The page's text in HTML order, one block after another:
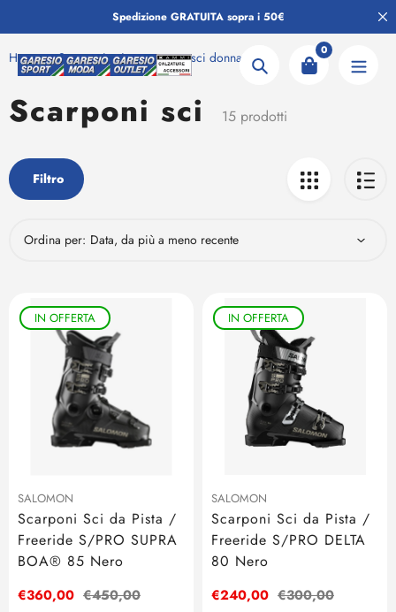
al
contenuto
Spedizione GRATUITA sopra i 50€
Ricerca
0
Home Scarponi sci scarpone sci donna
Collezione:
Scarponi sci 15 prodotti
Filtro
Ordina per:
IN OFFERTA
SALOMON
Scarponi Sci da Pista /
Freeride S/PRO SUPRA
BOA® 85 Nero
Prezzo
€360,00 Prezzo
€450,00
IN OFFERTA
SALOMON
Scarponi Sci da Pista /
Freeride S/PRO DELTA
80 Nero
Prezzo
€240,00 Prezzo
€300,00